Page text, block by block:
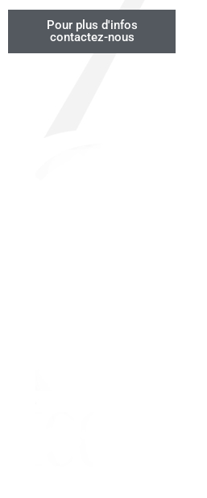
Pour plus d'infos
contactez-nous